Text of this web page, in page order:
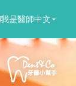
我是醫師中文